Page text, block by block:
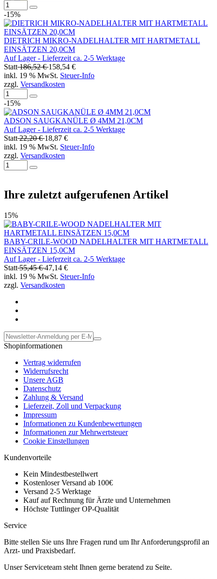
-15%
DIETRICH MIKRO-NADELHALTER MIT HARTMETALL
EINSÄTZEN 20,0CM
Auf Lager - Lieferzeit ca. 2-5 Werktage
Statt186,52 €158,54 €
inkl. 19 % MwSt. Steuer-Info
zzgl. Versandkosten
-15%
ADSON SAUGKANÜLE Ø 4MM 21,0CM
Auf Lager - Lieferzeit ca. 2-5 Werktage
Statt22,20 €18,87 €
inkl. 19 % MwSt. Steuer-Info
zzgl. Versandkosten
Ihre zuletzt aufgerufenen Artikel
15%
BABY-CRILE-WOOD NADELHALTER MIT HARTMETALL
EINSÄTZEN 15,0CM
Auf Lager - Lieferzeit ca. 2-5 Werktage
Statt55,45 €47,14 €
inkl. 19 % MwSt. Steuer-Info
zzgl. Versandkosten
Shopinformationen
Vertrag widerrufen
Widerrufsrecht
Unsere AGB
Datenschutz
Zahlung & Versand
Lieferzeit, Zoll und Verpackung
Impressum
Informationen zu Kundenbewertungen
Informationen zur Mehrwertsteuer
Cookie Einstellungen
Kundenvorteile
Kein Mindestbestellwert
Kostenloser Versand ab 100€
Versand 2-5 Werktage
Kauf auf Rechnung für Ärzte und Unternehmen
Höchste Tuttlinger OP-Qualität
Service
Bitte stellen Sie uns Ihre Fragen rund um Ihr Anforderungsprofil an
Arzt- und Praxisbedarf.
Unser Serviceteam steht Ihnen gerne beratend zu Seite.